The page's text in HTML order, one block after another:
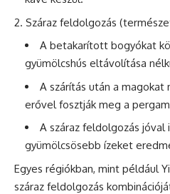
Száraz feldolgozás
A betakarított bogyókat
gyümölcshús eltávolítása
A szárítás után a magokat
erővel fosztják meg a
A száraz feldolgozás jóval
gyümölcsösebb ízeket
Egyes régiókban, mint például
száraz feldolgozás